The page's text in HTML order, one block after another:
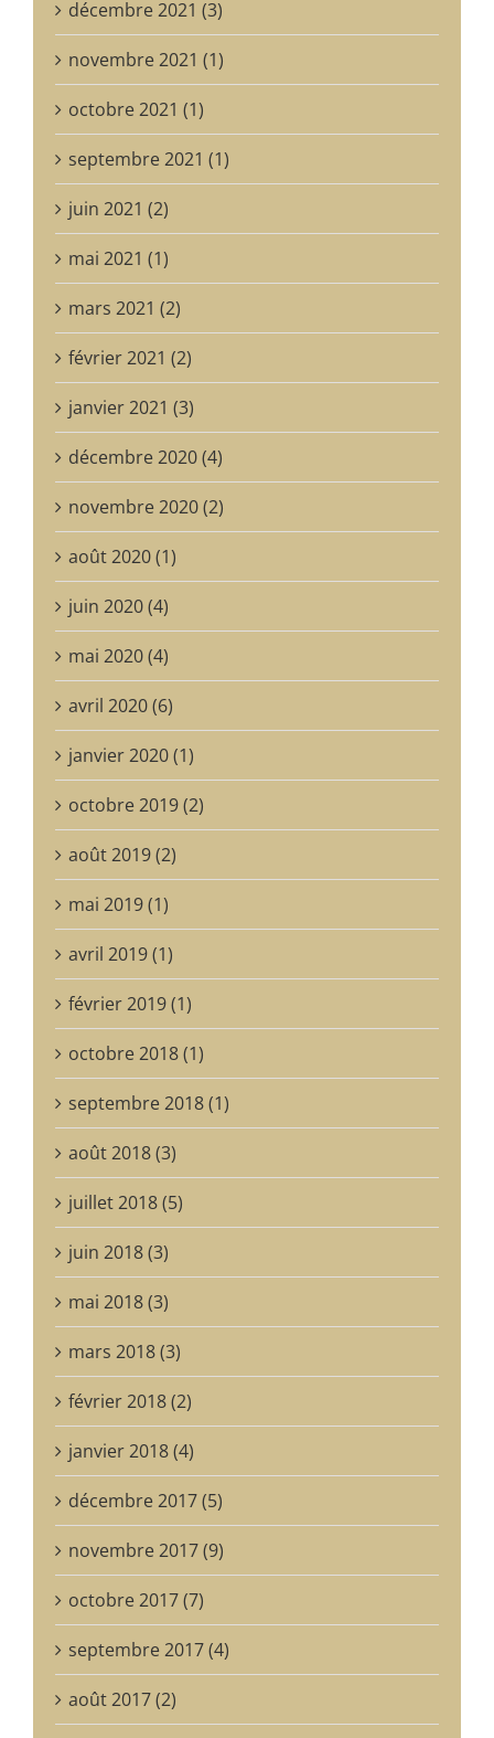
décembre 2021 (3)
novembre 2021 (1)
octobre 2021 (1)
septembre 2021 (1)
juin 2021 (2)
mai 2021 (1)
mars 2021 (2)
février 2021 (2)
janvier 2021 (3)
décembre 2020 (4)
novembre 2020 (2)
août 2020 (1)
juin 2020 (4)
mai 2020 (4)
avril 2020 (6)
janvier 2020 (1)
octobre 2019 (2)
août 2019 (2)
mai 2019 (1)
avril 2019 (1)
février 2019 (1)
octobre 2018 (1)
septembre 2018 (1)
août 2018 (3)
juillet 2018 (5)
juin 2018 (3)
mai 2018 (3)
mars 2018 (3)
février 2018 (2)
janvier 2018 (4)
décembre 2017 (5)
novembre 2017 (9)
octobre 2017 (7)
septembre 2017 (4)
août 2017 (2)